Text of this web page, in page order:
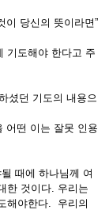
당신의 뜻이라면”
도해야 한다고 주
셨던 기도의 내용으
떤 이는 잘못 인용
때에 하나님께 여
것이다. 우리는
야한다. 우리의